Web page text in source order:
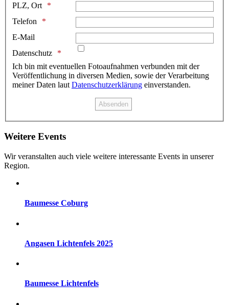
PLZ, Ort
Telefon
E-Mail
Datenschutz
Ich bin mit eventuellen Fotoaufnahmen verbunden mit der
Veröffentlichung in diversen Medien, sowie der Verarbeitung
meiner Daten laut Datenschutzerklärung einverstanden.
Weitere Events
Wir veranstalten auch viele weitere interessante Events in unserer
Region.
Baumesse Coburg
Angasen Lichtenfels 2025
Baumesse Lichtenfels